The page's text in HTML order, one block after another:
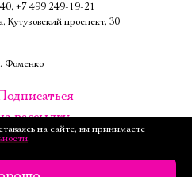
, +7 499 249‑19‑21
проспект, 30
Фоменко
рассылку
на сайте, вы принимаете
.